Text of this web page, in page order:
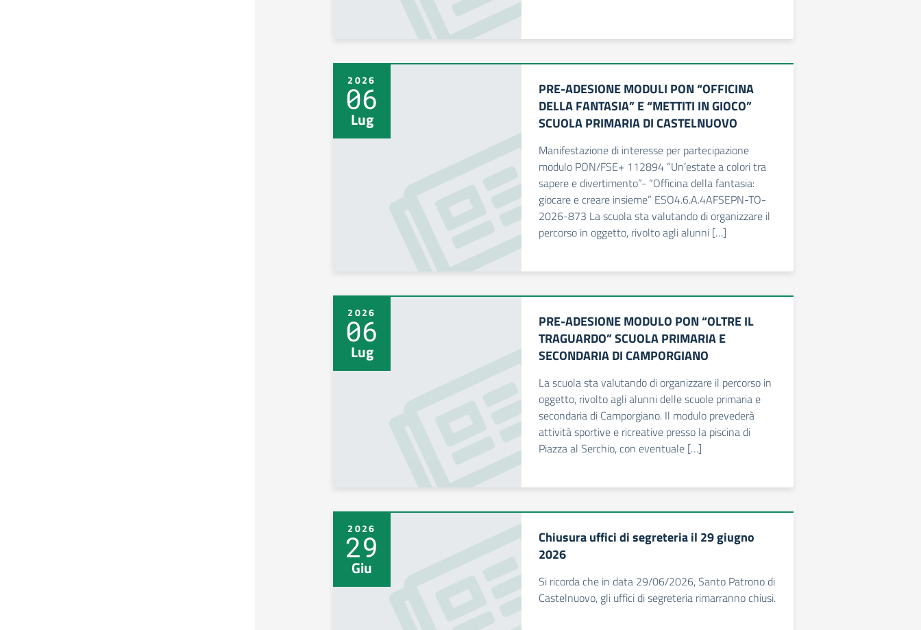
2026
06
Lug
PRE-ADESIONE MODULI PON “OFFICINA
DELLA FANTASIA” E “METTITI IN GIOCO”
SCUOLA PRIMARIA DI CASTELNUOVO
Manifestazione di interesse per partecipazione
modulo PON/FSE+ 112894 “Un’estate a colori tra
sapere e divertimento”- “Officina della fantasia:
giocare e creare insieme” ESO4.6.A.4AFSEPN-TO-
2026-873 La scuola sta valutando di organizzare il
percorso in oggetto, rivolto agli alunni […]
2026
06
Lug
PRE-ADESIONE MODULO PON “OLTRE IL
TRAGUARDO” SCUOLA PRIMARIA E
SECONDARIA DI CAMPORGIANO
La scuola sta valutando di organizzare il percorso in
oggetto, rivolto agli alunni delle scuole primaria e
secondaria di Camporgiano. Il modulo prevederà
attività sportive e ricreative presso la piscina di
Piazza al Serchio, con eventuale […]
2026
29
Giu
Chiusura uffici di segreteria il 29 giugno
2026
Si ricorda che in data 29/06/2026, Santo Patrono di
Castelnuovo, gli uffici di segreteria rimarranno chiusi.